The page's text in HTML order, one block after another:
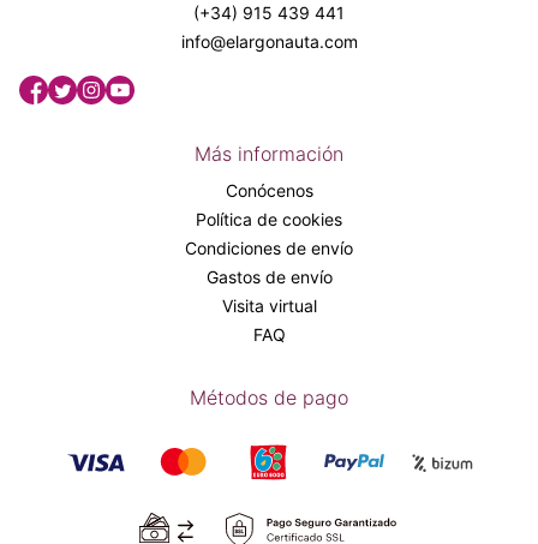
(+34) 915 439 441
info@elargonauta.com
Más información
Conócenos
Política de cookies
Condiciones de envío
Gastos de envío
Visita virtual
FAQ
Métodos de pago